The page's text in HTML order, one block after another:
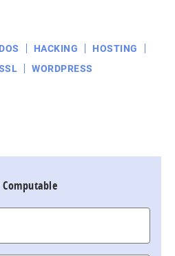
HACKING
HOSTING
WORDPRESS